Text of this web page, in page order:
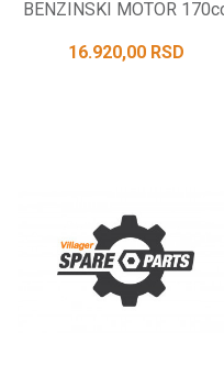
BENZINSKI MOTOR
16.920,00 RSD